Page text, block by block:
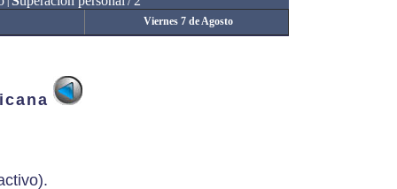
| /
Viernes 7 de Agosto